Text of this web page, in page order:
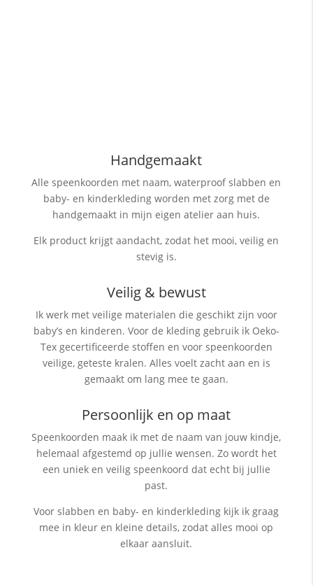
Handgemaakt
Alle speenkoorden met naam, waterproof slabbenen
baby- en kinderkleding worden met zorg met de
handgemaakt in mijn eigen atelier aan huis.
Elk product krijgt aandacht, zodat het mooi, veilig en
stevig is.
Veilig & bewust
Ik werk met veilige materialen die geschikt zijn voor
baby’s en kinderen. Voor de kleding gebruik ik Oeko-
Tex gecertificeerde stoffen en voor speenkoorden
veilige, geteste kralen. Alles voelt zacht aan en is
gemaakt om lang mee te gaan.
Persoonlijk en op maat
Speenkoorden maak ik met de naam van jouw kindje,
helemaal afgestemd op jullie wensen. Zo wordt het
een uniek en veilig speenkoord dat echt bij jullie
past.
Voor slabben en baby- en kinderkleding kijk ik graag
mee in kleur en kleine details, zodat alles mooi op
elkaar aansluit.